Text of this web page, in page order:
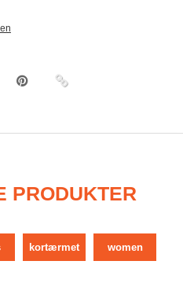
PRODUKTER
kortærmet women